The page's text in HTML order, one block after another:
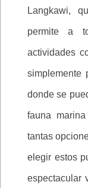
Langkawi,
permite a
actividades
simplemente
donde se
fauna
tantas
elegir estos
espectacular